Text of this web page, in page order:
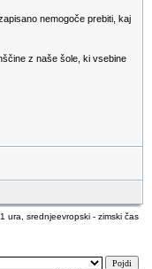
nemogoče prebiti, kaj
z naše šole, ki vsebine
ura, srednjeevropski - zimski čas